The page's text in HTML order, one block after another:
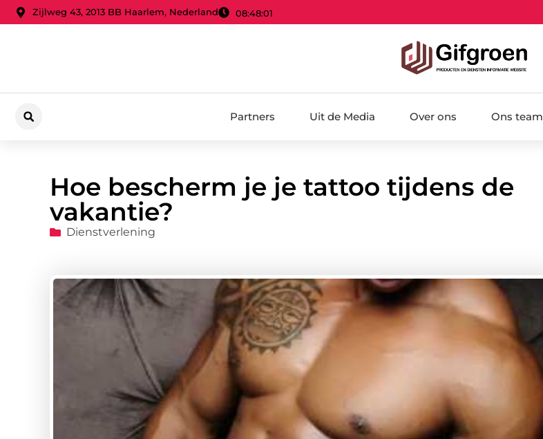
Zijlweg 43, 2013 BB Haarlem, Nederland 08:48:03
Partners Uit de Media Over ons Ons team
Hoe bescherm je je tattoo tijdens de
vakantie?
Dienstverlening